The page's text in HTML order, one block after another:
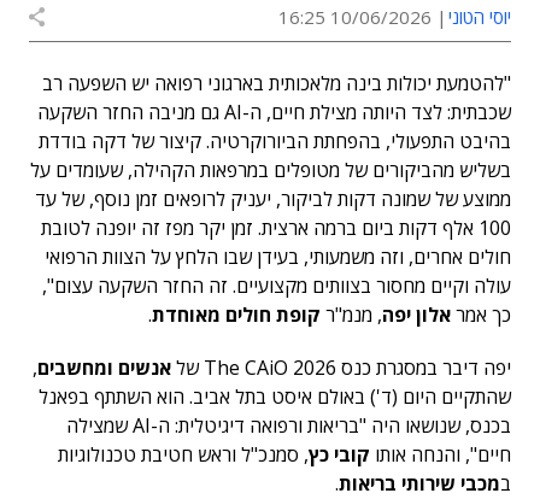
יוסי הטוני 10/06/2026 16:25
"להטמעת יכולות בינה מלאכותית בארגוני רפואה יש השפעה רב
שכבתית: לצד היותה מצילת חיים, ה-AI גם מניבה החזר השקעה
בהיבט התפעולי, בהפחתת הביורוקרטיה. קיצור של דקה בודדת
בשליש מהביקורים של מטופלים במרפאות הקהילה, שעומדים על
ממוצע של שמונה דקות לביקור, יעניק לרופאים זמן נוסף, של עד
100 אלף דקות ביום ברמה ארצית. זמן יקר מפז זה יופנה לטובת
חולים אחרים, וזה משמעותי, בעידן שבו הלחץ על הצוות הרפואי
עולה וקיים מחסור בצוותים מקצועיים. זה החזר השקעה עצום",
כך אמראלון יפה, מנמ"ר קופת חולים מאוחדת.
יפה דיבר במסגרת כנס The CAiO 2026 של
אנשים ומחשבים,
שהתקיים היום (ד') באולם איסט בתל אביב. הוא השתתף בפאנל
בכנס, שנושאו היה "בריאות ורפואה דיגיטלית: ה-AI שמצילה
חיים", והנחה אותו קובי כץ, סמנכ"ל וראש חטיבת טכנולוגיות
במכבי שירותי בריאות.